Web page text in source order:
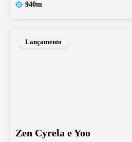
940m
Lançamento
Zen Cyrela e Yoo